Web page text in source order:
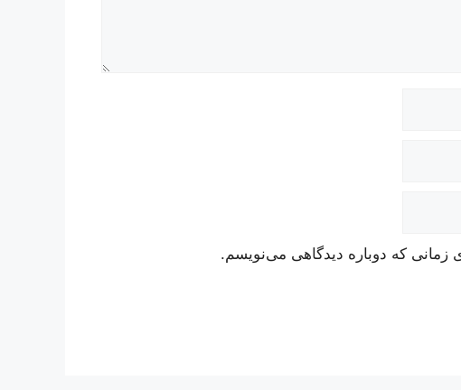
زمانی که دوباره دیدگاهی می‌نویسم.